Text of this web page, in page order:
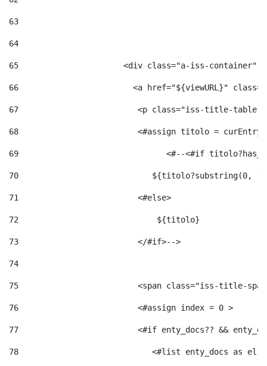
63
64
65
<div class="a-iss-container"
66
<a href="${viewURL}"
67
<p class="iss-title-
68
<#assign titolo =
69
<#--
70
${titolo?substring(0,
71
                         <#else>
72
                             ${titolo}
73
                         </#if>-->
74
75
<span class="iss-title-
76
                         <#assign index = 0 >
77
<#if enty_docs?? &&
78
<#list enty_docs as el